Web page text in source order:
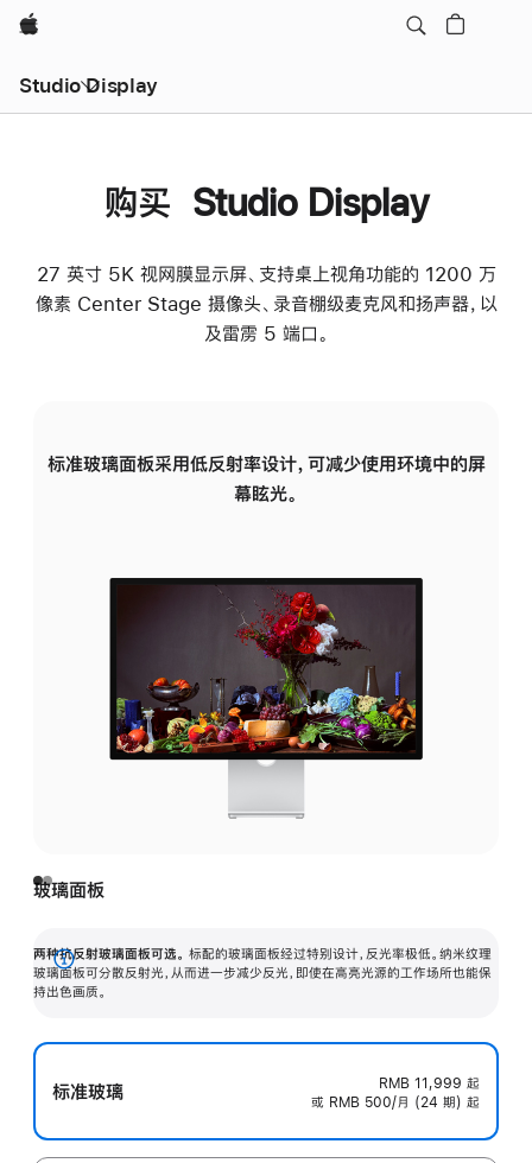
Apple
Studio Display
购买 Studio Display
27 英寸 5K 视网膜显示屏、支持桌上视角功能的 1200 万
像素 Center Stage 摄像头、录音棚级麦克风和扬声器，以
及雷雳 5 端口。
标准玻璃面板采用低反射率设计，可减少使用环境中的屏
幕眩光。
玻璃面板
两种抗反射玻璃面板可选。 标配的玻璃面板经过特别设计，反光率极低。纳米纹理
玻璃面板可分散反射光，从而进一步减少反光，即使在高亮光源的工作场所也能保
持出色画质。
展
开
标准玻璃 RMB 11,999 起
或 RMB 500/月 (24 期) 起